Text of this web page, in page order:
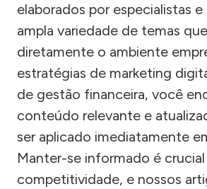
elaborados por especialistas
ampla variedade de temas
diretamente o ambiente
estratégias de marketing
de gestão financeira, você
conteúdo relevante e
ser aplicado imediatamente
Manter-se informado é crucial
competitividade, e nossos